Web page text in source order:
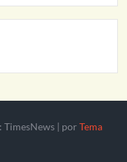
TimesNews | por Tema